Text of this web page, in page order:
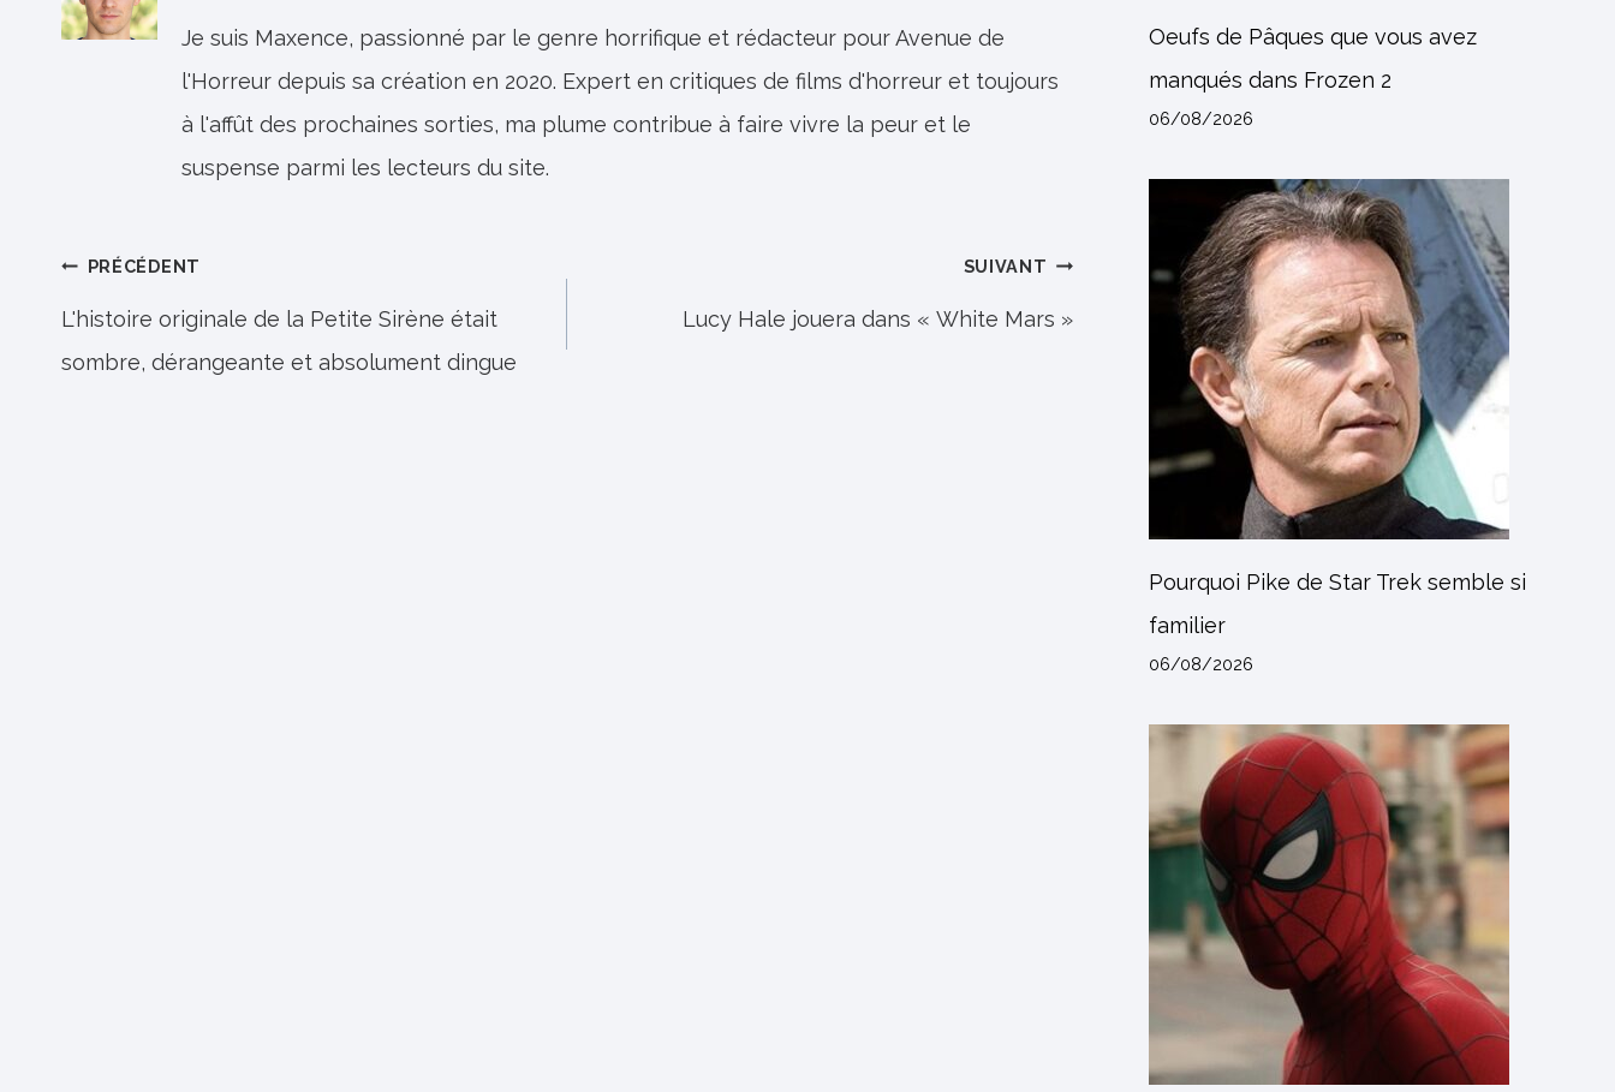
Je suis Maxence, passionné par le genre horrifique et rédacteur pour Avenue de
l'Horreur depuis sa création en 2020. Expert en critiques de films d'horreur et toujours
à l'affût des prochaines sorties, ma plume contribue à faire vivre la peur et le
suspense parmi les lecteurs du site.
Navigation
de
l’article
PRÉCÉDENT
L'histoire originale de la Petite Sirène était
sombre, dérangeante et absolument dingue
SUIVANT
Lucy Hale jouera dans « White Mars »
Oeufs de Pâques que vous avez
manqués dans Frozen 2
06/08/2026
Pourquoi Pike de Star Trek semble si
familier
06/08/2026